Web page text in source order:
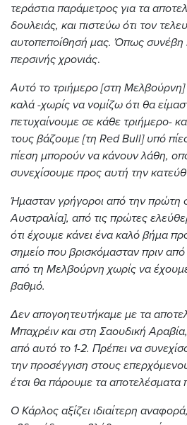
τεράστια παράμετρος για τα
δουλειάς, και πιστεύω ότι τον
αυτοπεποίθησή μας. Όπως συνέβη
περσινής χρονιάς.
Αυτό το τριήμερο [στη
καλά -χωρίς να νομίζω ότι θα
πετυχαίνουμε σε κάθε τριήμερο-
τους βάζουμε [τη Red Bull] υπό
πίεση μπορούν να κάνουν λάθη,
συνεχίσουμε προς αυτή την
Ήμασταν γρήγοροι από την πρώτη
Αυστραλία], από τις πρώτες
ότι έχουμε κάνει ένα καλό βήμα
σημείο που βρισκόμασταν πριν
από τη Μελβούρνη χωρίς να
βαθμό.
Δεν απογοητευτήκαμε με τα
Μπαχρέιν και στη Σαουδική
από αυτό το 1-2. Πρέπει να
την προσέγγιση στους
έτσι θα πάρουμε τα αποτελέσματα
Ο Κάρλος αξίζει ιδιαίτερη